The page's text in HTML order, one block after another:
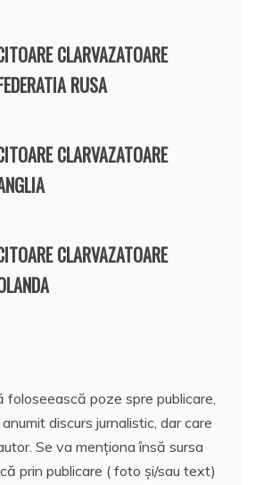
CLARVAZATOARE
RUSA
CLARVAZATOARE
CLARVAZATOARE
foloseească poze spre publicare,
discurs jurnalistic, dar care
Se va menționa însă sursa
prin publicare ( foto și/sau text)